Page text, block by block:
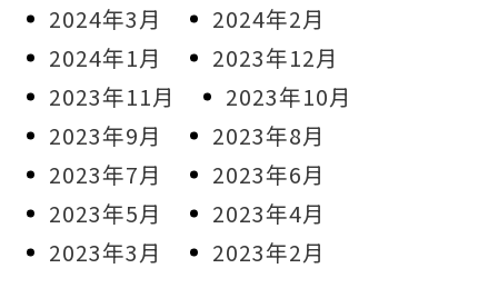
2024年3月
2024年2月
2024年1月
2023年12月
2023年11月
2023年10月
2023年9月
2023年8月
2023年7月
2023年6月
2023年5月
2023年4月
2023年3月
2023年2月